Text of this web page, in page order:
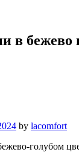
в бежево
by lacomfort
голубом